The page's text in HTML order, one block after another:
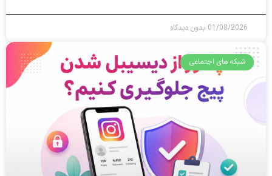
01/08/2026 بدون دیدگاه
شبکه های اجتماعی